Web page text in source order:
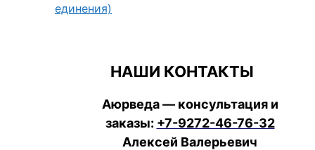
единения)
НАШИ КОНТАКТЫ
Аюрведа — консультация и
заказы: +7-9272-46-76-32
Алексей Валерьевич